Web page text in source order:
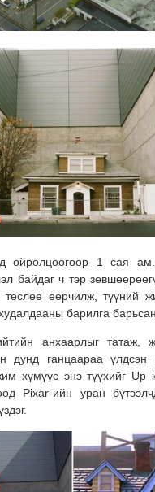
ойролцоогоор 1 сая
байдаг ч тэр
өөрчилж, түүний
барилга
анхаарлыг татаж,
дунд ганцаараа үлдсэн
хүмүүс энэ түүхийг Up
Pixar-ийн уран